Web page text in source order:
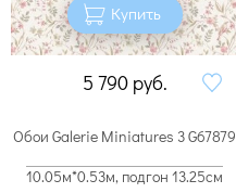
Купить
5 790 руб.
Обои Galerie Miniatures 3 G67879
10.05м*0.53м, подгон 13.25см